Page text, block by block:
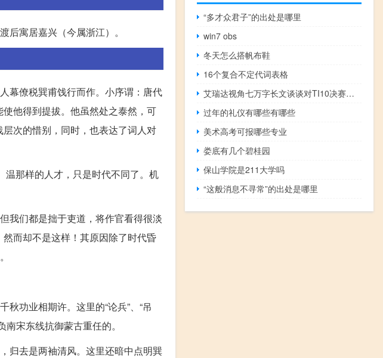
寓居嘉兴（今属浙江）。
幕僚税巽甫饯行而作。小序谓：唐代
他得到提拔。他虽然处之泰然，可
次的惜别，同时，也表达了词人对
温那样的人才，只是时代不同了。机
我们都是拙于吏道，将作官看得很淡
而却不是这样！其原因除了时代昏
功业相期许。这里的“论兵”、“吊
宋东线抗御蒙古重任的。
归去是两袖清风。这里还暗中点明巽
“多才众君子”的出处是哪里
win7 obs
冬天怎么搭帆布鞋
16个复合不定代词表格
艾瑞达视角七万字长文谈谈对TI10决赛的看法什么梗
过年的礼仪有哪些有哪些
美术高考可报哪些专业
娄底有几个碧桂园
保山学院是211大学吗
“这般消息不寻常”的出处是哪里